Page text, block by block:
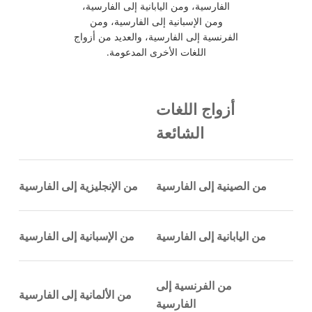
الفارسية، ومن اليابانية إلى الفارسية،
ومن الإسبانية إلى الفارسية، ومن
الفرنسية إلى الفارسية، والعديد من أزواج
اللغات الأخرى المدعومة.
أزواج اللغات
الشائعة
من الصينية إلى الفارسية من الإنجليزية إلى الفارسية
من اليابانية إلى الفارسية من الإسبانية إلى الفارسية
من الفرنسية إلى
الفارسية
من الألمانية إلى الفارسية